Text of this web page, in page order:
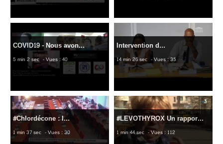
COVID19 - Nous avon...
5 min 2 sec - Vues : 40
Intervention d...
14 min 26 sec - Vues : 35
#Chlordécone : l...
1 min 37 sec - Vues : 30
#LEVOTHYROX Un rappor...
1 min 44 sec - Vues : 112